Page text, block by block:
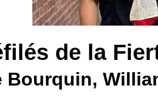
de la
Bourquin,